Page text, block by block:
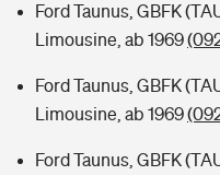
Ford Taunus, GBFK
Limousine, ab 1969
Ford Taunus, GBFK
Limousine, ab 1969
Ford Taunus, GBFK